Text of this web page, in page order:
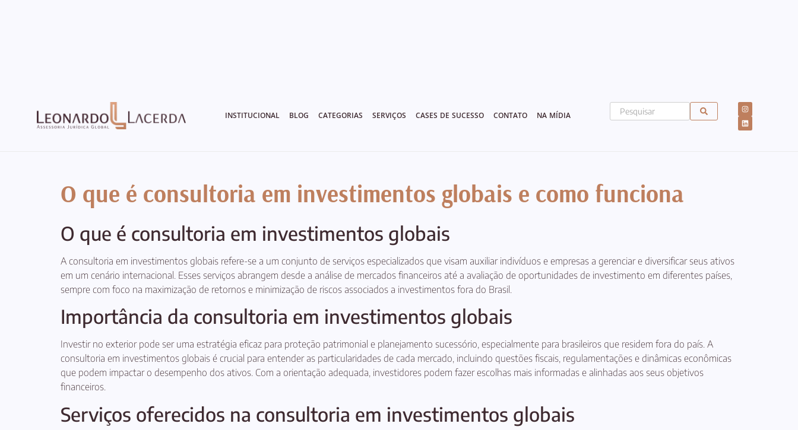
INSTITUCIONAL BLOG CATEGORIAS SERVIÇOS CASES DE SUCESSO CONTATO NA MÍDIA
O que é consultoria em investimentos globais e como funciona
O que é consultoria em investimentos globais
A consultoria em investimentos globais refere-se a um conjunto de serviços especializados que visam auxiliar indivíduos e empresas a gerenciar e diversificar seus ativos
em um cenário internacional. Esses serviços abrangem desde a análise de mercados financeiros até a avaliação de oportunidades de investimento em diferentes países,
sempre com foco na maximização de retornos e minimização de riscos associados a investimentos fora do Brasil.
Importância da consultoria em investimentos globais
Investir no exterior pode ser uma estratégia eficaz para proteção patrimonial e planejamento sucessório, especialmente para brasileiros que residem fora do país. A
consultoria em investimentos globais é crucial para entender as particularidades de cada mercado, incluindo questões fiscais, regulamentações e dinâmicas econômicas
que podem impactar o desempenho dos ativos. Com a orientação adequada, investidores podem fazer escolhas mais informadas e alinhadas aos seus objetivos
financeiros.
Serviços oferecidos na consultoria em investimentos globais